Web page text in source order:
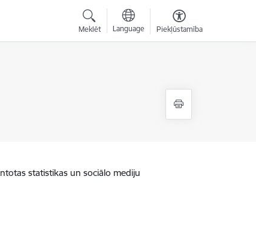
Meklēt Language Piekļūstamība
statistikas un sociālo mediju